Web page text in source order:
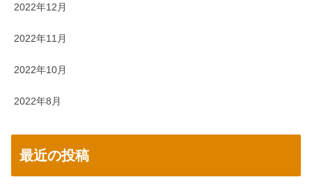
2022年12月
2022年11月
2022年10月
2022年8月
最近の投稿